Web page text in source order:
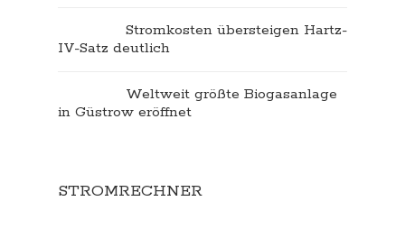
Stromkosten übersteigen Hartz-
IV-Satz deutlich
Weltweit größte Biogasanlage
in Güstrow eröffnet
STROMRECHNER